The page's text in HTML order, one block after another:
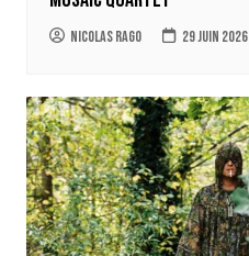
Nicolas Rago 29 juin 2026